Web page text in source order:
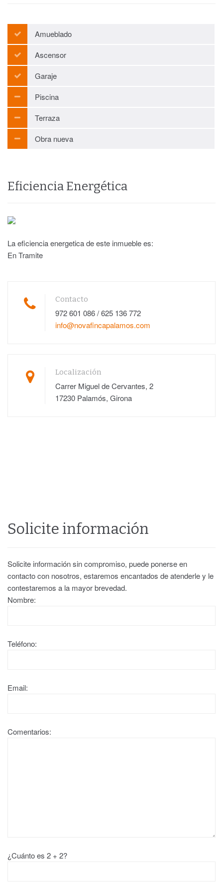
Amueblado
Ascensor
Garaje
Piscina
Terraza
Obra nueva
Eficiencia Energética
La eficiencia energetica de este inmueble es:
En Tramite
Contacto
972 601 086 / 625 136 772
info@novafincapalamos.com
Localización
Carrer Miguel de Cervantes, 2
17230 Palamós, Girona
Solicite información
Solicite información sin compromiso, puede ponerse en
contacto con nosotros, estaremos encantados de atenderle y le
contestaremos a la mayor brevedad.
Nombre:
Teléfono:
Email:
Comentarios:
¿Cuánto es 2 + 2?